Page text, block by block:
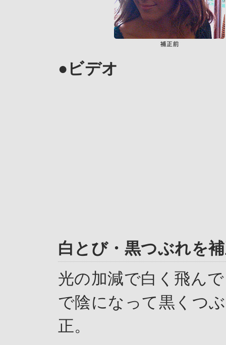
●ビデオ
白とび・黒つぶれを
光の加減で白く飛ん
で陰になって黒くつ
正。